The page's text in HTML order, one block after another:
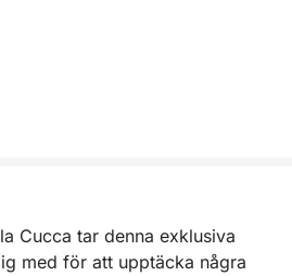
Cucca tar denna exklusiva
med för att upptäcka några